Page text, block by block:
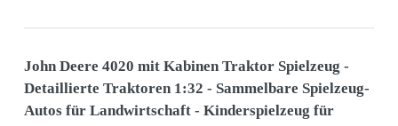
John Deere 4020 mit Kabinen Traktor Spielzeug -
Detaillierte Traktoren 1:32 - Sammelbare Spielzeug-
Autos für Landwirtschaft - Kinderspielzeug für